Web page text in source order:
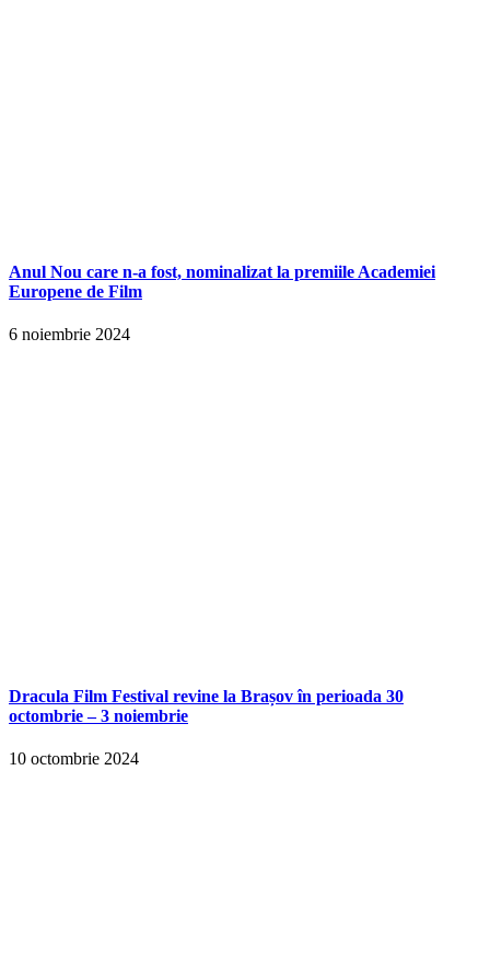
Anul Nou care n-a fost, nominalizat la premiile Academiei
Europene de Film
6 noiembrie 2024
Dracula Film Festival revine la Brașov în perioada 30
octombrie – 3 noiembrie
10 octombrie 2024